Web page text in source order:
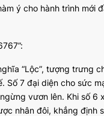
ý cho hành trình mới
“Lộc”, tượng trưng
Số 7 đại diện cho sức
vươn lên. Khi số 6
nhân đôi, khẳng định